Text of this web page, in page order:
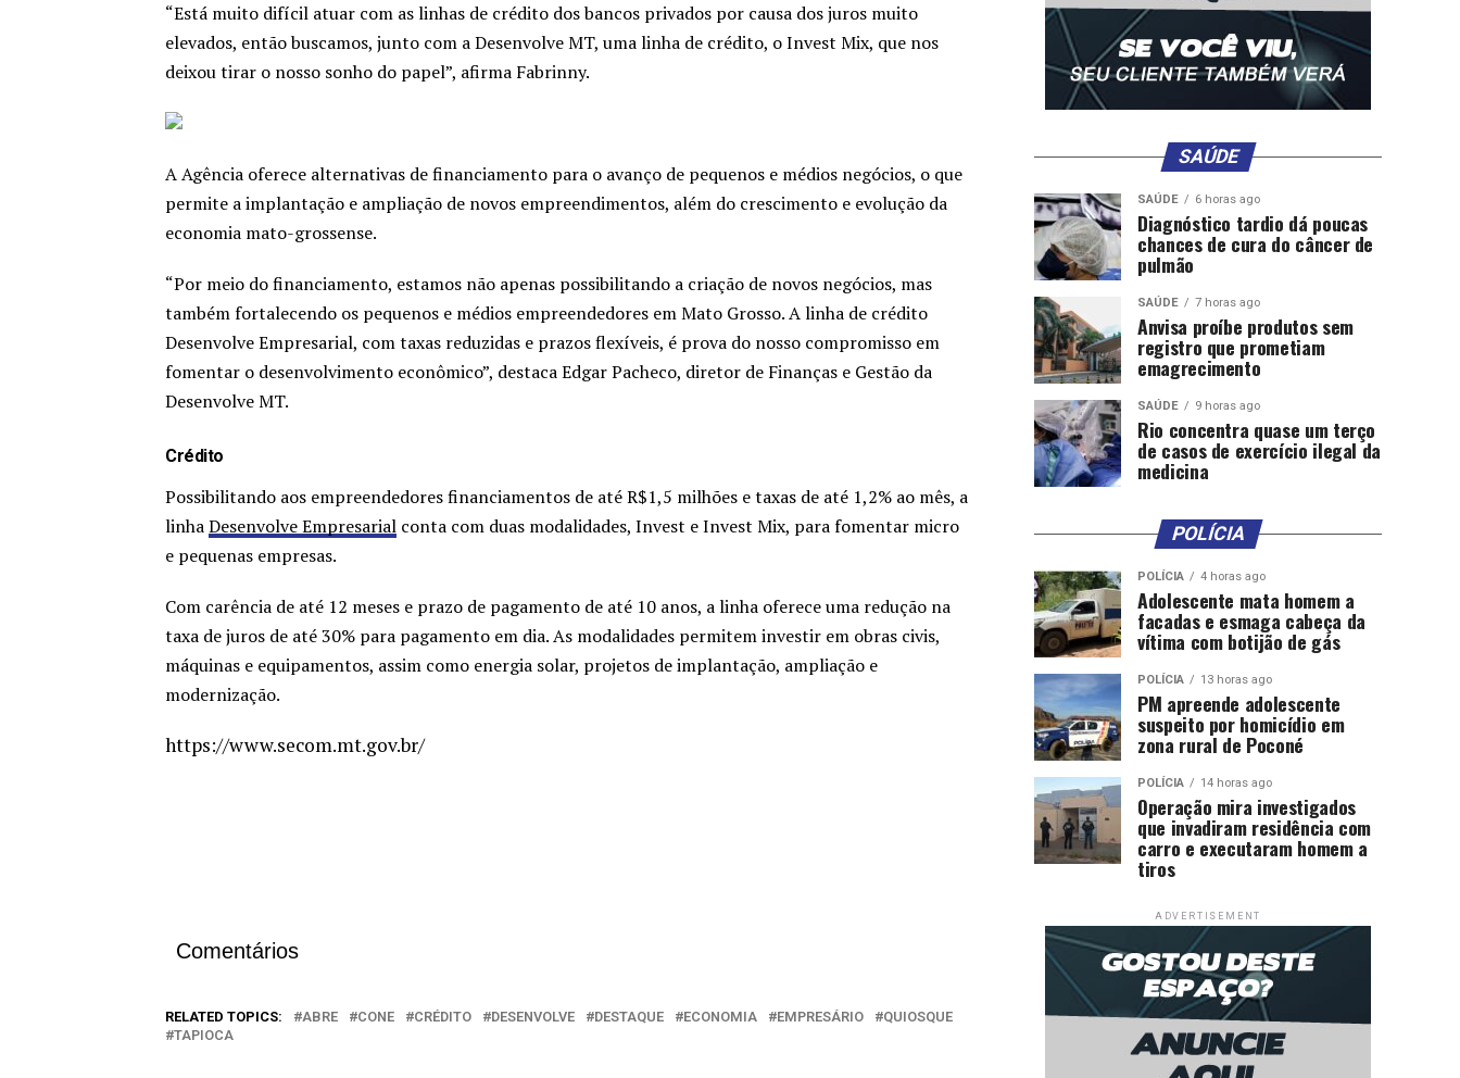
“Está muito difícil atuar com as linhas de crédito dos bancos privados por causa dos juros muito
elevados, então buscamos, junto com a Desenvolve MT, uma linha de crédito, o Invest Mix, que nos
deixou tirar o nosso sonho do papel”, afirma Fabrinny.
A Agência oferece alternativas de financiamento para o avanço de pequenos e médios negócios, o que
permite a implantação e ampliação de novos empreendimentos, além do crescimento e evolução da
economia mato-grossense.
“Por meio do financiamento, estamos não apenas possibilitando a criação de novos negócios, mas
também fortalecendo os pequenos e médios empreendedores em Mato Grosso. A linha de crédito
Desenvolve Empresarial, com taxas reduzidas e prazos flexíveis, é prova do nosso compromisso em
fomentar o desenvolvimento econômico”, destaca Edgar Pacheco, diretor de Finanças e Gestão da
Desenvolve MT.
Crédito
Possibilitando aos empreendedores financiamentos de até R$1,5 milhões e taxas de até 1,2% ao mês, a
linhaDesenvolve Empresarial conta com duas modalidades, Invest e Invest Mix, para fomentar micro
e pequenas empresas.
Com carência de até 12 meses e prazo de pagamento de até 10 anos, a linha oferece uma redução na
taxa de juros de até 30% para pagamento em dia. As modalidades permitem investir em obras civis,
máquinas e equipamentos, assim como energia solar, projetos de implantação, ampliação e
modernização.
https://www.secom.mt.gov.br/
Comentários
RELATED TOPICS: ABRE CONE CRÉDITO DESENVOLVE DESTAQUE ECONOMIA EMPRESÁRIO
QUIOSQUE
TAPIOCA
SAÚDE
SAÚDE 6 horas ago
Diagnóstico tardio dá poucas
chances de cura do câncer de
pulmão
SAÚDE 7 horas ago
Anvisa proíbe produtos sem
registro que prometiam
emagrecimento
SAÚDE 9 horas ago
Rio concentra quase um terço
de casos de exercício ilegal da
medicina
POLÍCIA
POLÍCIA 4 horas ago
Adolescente mata homem a
facadas e esmaga cabeça da
vítima com botijão de gás
POLÍCIA 13 horas ago
PM apreende adolescente
suspeito por homicídio em
zona rural de Poconé
POLÍCIA 14 horas ago
Operação mira investigados
que invadiram residência com
carro e executaram homem a
tiros
ADVERTISEMENT